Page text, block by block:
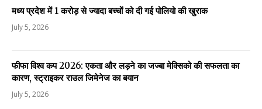
मध्य प्रदेश में 1 करोड़ से ज्यादा बच्चों को दी गई पोलियो की खुराक
July 5, 2026
फीफा विश्व कप 2026: एकता और लड़ने का जज्बा मेक्सिको की सफलता का
कारण, स्ट्राइकर राउल जिमेनेज का बयान
July 5, 2026